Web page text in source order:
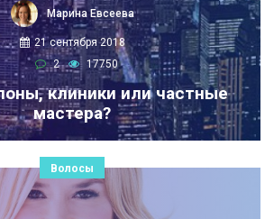
Марина Евсеева
21 сентября 2018
2
17750
клиники или частные
мастера?
Волосы